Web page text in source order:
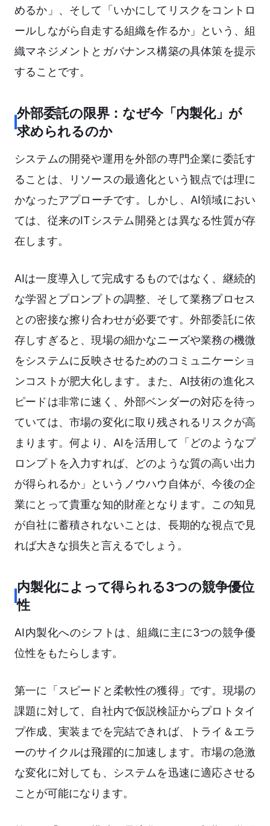
めるか」、そして「いかにしてリスクをコントロ
ールしながら自走する組織を作るか」という、組
織マネジメントとガバナンス構築の具体策を提示
することです。
外部委託の限界：なぜ今「内製化」が
求められるのか
システムの開発や運用を外部の専門企業に委託す
ることは、リソースの最適化という観点では理に
かなったアプローチです。しかし、AI領域におい
ては、従来のITシステム開発とは異なる性質が存
在します。
AIは一度導入して完成するものではなく、継続的
な学習とプロンプトの調整、そして業務プロセス
との密接な擦り合わせが必要です。外部委託に依
存しすぎると、現場の細かなニーズや業務の機微
をシステムに反映させるためのコミュニケーショ
ンコストが肥大化します。また、AI技術の進化ス
ピードは非常に速く、外部ベンダーの対応を待っ
ていては、市場の変化に取り残されるリスクが高
まります。何より、AIを活用して「どのようなプ
ロンプトを入力すれば、どのような質の高い出力
が得られるか」というノウハウ自体が、今後の企
業にとって貴重な知的財産となります。この知見
が自社に蓄積されないことは、長期的な視点で見
れば大きな損失と言えるでしょう。
内製化によって得られる3つの競争優位
性
AI内製化へのシフトは、組織に主に3つの競争優
位性をもたらします。
第一に「スピードと柔軟性の獲得」です。現場の
課題に対して、自社内で仮説検証からプロトタイ
プ作成、実装までを完結できれば、トライ＆エラ
ーのサイクルは飛躍的に加速します。市場の急激
な変化に対しても、システムを迅速に適応させる
ことが可能になります。